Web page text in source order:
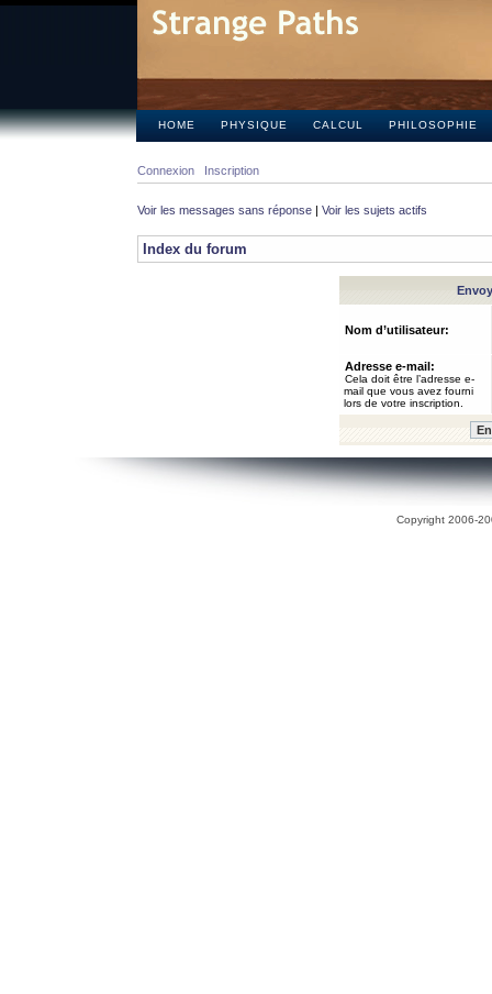
HOME PHYSIQUE CALCUL PHILOSOPHIE
Connexion Inscription
Voir les messages sans réponse | Voir les sujets actifs
Index du forum
Nom d’utilisateur:
Adresse e-mail:
Cela doit être l’adresse e-
mail que vous avez fourni
lors de votre inscription.
Copyright 2006-